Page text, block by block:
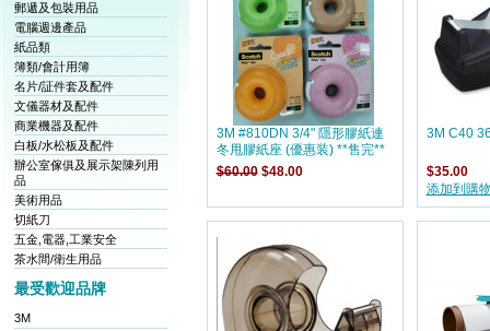
郵遞及包裝用品
電腦週邊產品
紙品類
簿類/會計用簿
名片/証件套及配件
文儀器材及配件
商業機器及配件
白板/水松板及配件
辦公室傢俱及展示架陳列用
品
美術用品
切紙刀
五金,電器,工業安全
茶水間/衛生用品
最受歡迎品牌
3M
3M #810DN 3/4" 隱形膠紙連
冬甩膠紙座 (優惠装) **售完**
$60.00 $48.00
3M C40
$35.00
添加到購